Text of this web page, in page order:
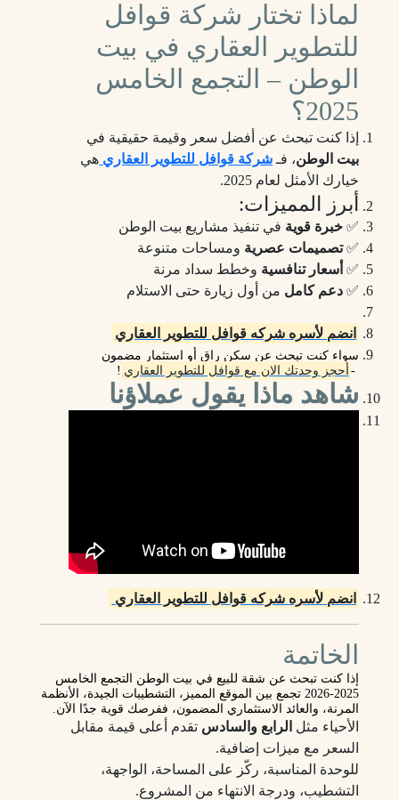
لماذا تختار شركة قوافل
للتطوير العقاري في بيت
الوطن – التجمع الخامس
2025؟
إذا كنت تبحث عن أفضل سعر وقيمة حقيقية في
بيت الوطن، فـ شركة قوافل للتطوير العقاري هي
خيارك الأمثل لعام 2025.
أبرز المميزات:
✅ خبرة قوية في تنفيذ مشاريع بيت الوطن
✅تصميمات عصرية ومساحات متنوعة
✅ أسعار تنافسية وخطط سداد مرنة
✅ دعم كامل من أول زيارة حتى الاستلام
انضم لأسره شركه قوافل للتطوير العقاري
سواء كنت تبحث عن سكن راقٍ أو استثمار مضمون
- أحجز وحدتك الان مع قوافل للتطوير العقاري !
شاهد ماذا يقول عملاؤنا
انضم لأسره شركه قوافل للتطوير العقاري
الخاتمة
إذا كنت تبحث عن شقة للبيع في بيت الوطن التجمع الخامس
2025‑2026
تجمع بين الموقع المميز، التشطيبات الجيدة، الأنظمة
المرنة، والعائد الاستثماري المضمون، ففرصك قوية جدًا الآن.
الأحياء مثل الرابع والسادس تقدم أعلى قيمة مقابل
السعر مع ميزات إضافية.
للوحدة المناسبة، ركّز على المساحة، الواجهة،
التشطيب، ودرجة الانتهاء من المشروع.